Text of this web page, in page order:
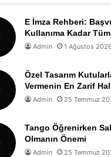
E İmza Rehberi:
Kullanıma Kadar
Admin 1 Ağustos 2026
Özel Tasarım
Vermenin En Zarif
Admin 25 Temmuz
Tango Öğrenirken
Olmanın Önemi
Admin 25 Temmuz